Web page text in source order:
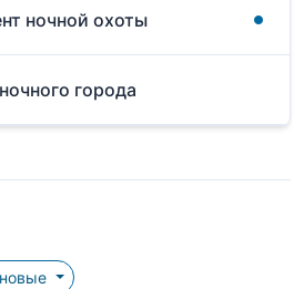
ночной охоты
города
новые